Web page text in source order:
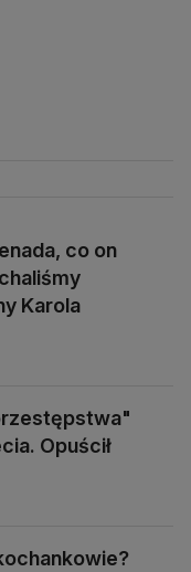
co on
Karola
Opuścił